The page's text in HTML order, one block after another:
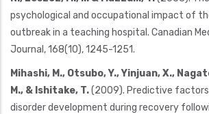
psychological and occupational impact of
outbreak in a teaching hospital. Canadian
Journal, 168(10), 1245-1251.
Mihashi, M., Otsubo, Y., Yinjuan, X.,
M., & Ishitake, T.(2009). Predictive factors
disorder development during recovery